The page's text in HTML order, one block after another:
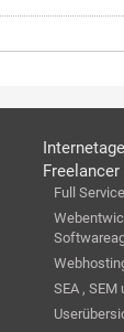
Full
SEA , SEM